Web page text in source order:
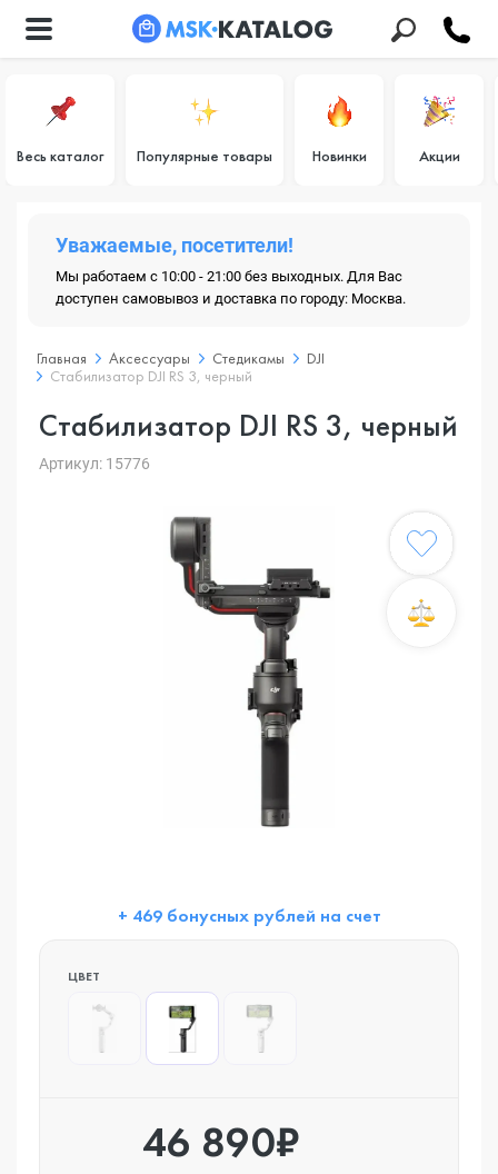
Весь каталог Популярные товары Новинки Акции
Уважаемые, посетители!
Мы работаем с 10:00 - 21:00 без выходных. Для Вас
доступен самовывоз и доставка по городу: Москва.
Главная Аксессуары Стедикамы
DJI
Стабилизатор DJI RS 3, черный
Стабилизатор DJI RS 3, черный
Артикул: 15776
+ 469 бонусных рублей на счет
ЦВЕТ
46 890₽